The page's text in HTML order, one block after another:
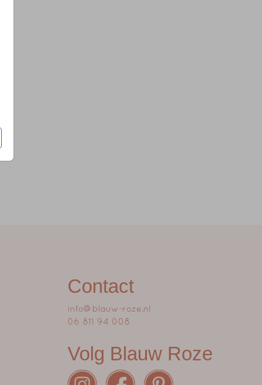
Contact
info@blauw-roze.nl
06 811 94 008
Volg Blauw Roze